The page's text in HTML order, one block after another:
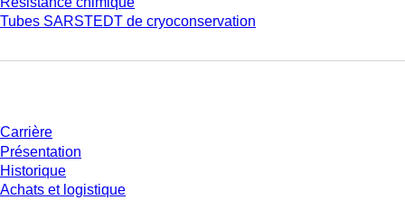
Tubes SARSTEDT de cryoconservation
Carrière
Présentation
Historique
Achats et logistique